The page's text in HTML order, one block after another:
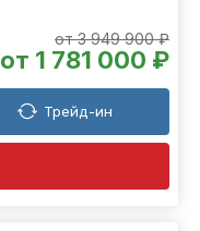
от 3 949 900 ₽
от 1 781 000 ₽
Трейд-ин